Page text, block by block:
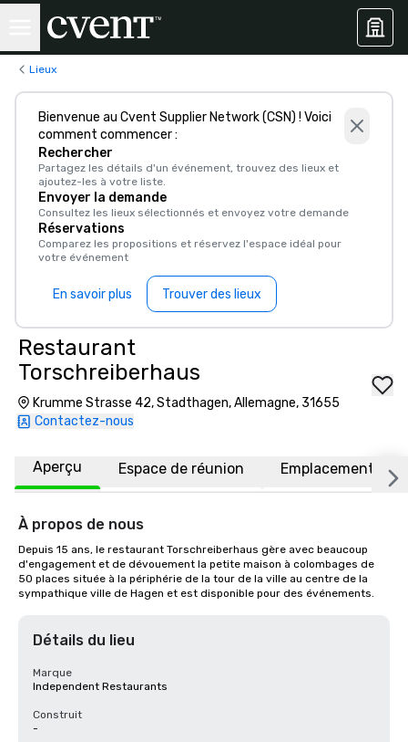
Lieux
Bienvenue au Cvent Supplier Network (CSN) ! Voici
comment commencer :
Rechercher
Partagez les détails d'un événement, trouvez des lieux et
ajoutez-les à votre liste.
Envoyer la demande
Consultez les lieux sélectionnés et envoyez votre demande
Réservations
Comparez les propositions et réservez l'espace idéal pour
votre événement
En savoir plus Trouver des lieux
Restaurant
Torschreiberhaus
Krumme Strasse 42, Stadthagen, Allemagne, 31655
Contactez-nous
Aperçu Espace de réunion Emplacement
À propos de nous
Depuis 15 ans, le restaurant Torschreiberhaus gère avec beaucoup
d'engagement et de dévouement la petite maison à colombages de
50 places située à la périphérie de la tour de la ville au centre de la
sympathique ville de Hagen et est disponible pour des événements.
Détails du lieu
Marque
Independent Restaurants
Construit
-